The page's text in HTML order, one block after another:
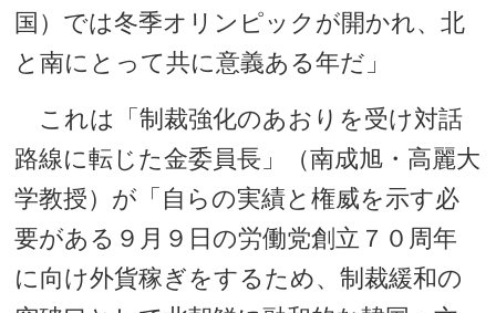
国）では冬季オリンピックが開かれ、北
と南にとって共に意義ある年だ」
これは「制裁強化のあおりを受け対話
路線に転じた金委員長」（南成旭・高麗大
学教授）が「自らの実績と権威を示す必
要がある９月９日の労働党創立７０周年
に向け外貨稼ぎをするため、制裁緩和の